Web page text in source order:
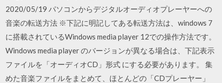
2020/05/19 パソコンからデジタルオーディオプレーヤーへの
音楽の転送方法 ※下記に明記してある転送方法は、windows 7
に搭載されているWindows media player 12での操作方法です。
Windows media player のバージョンが異なる場合は、下記表示
ファイルを「オーディオCD」形式 にする必要があります。 集
めた音楽ファイルをまとめて、ほとんどの「CDプレーヤー」